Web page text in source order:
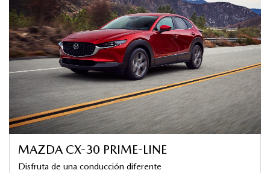
MAZDA CX-30 PRIME-LINE
Disfruta de una conducción diferente